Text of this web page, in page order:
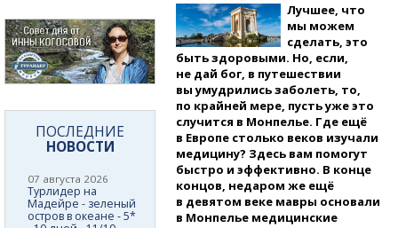
Лучшее, что
мы можем
сделать, это
быть здоровыми. Но, если,
не дай бог, в путешествии
вы умудрились заболеть, то,
по крайней мере, пусть уже это
случится в Монпелье. Где ещё
в Европе столько веков изучали
медицину? Здесь вам помогут
быстро и эффективно. В конце
концов, недаром же ещё
в девятом веке мавры основали
в Монпелье медицинские
ПОСЛЕДНИЕ
НОВОСТИ
07 августа 2026
Турлидер на
Мадейре - зеленый
остров в океане - 5*